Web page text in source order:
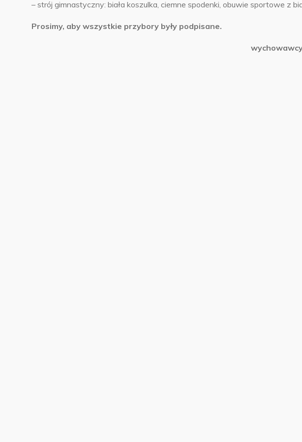
– strój gimnastyczny: biała koszulka, ciemne spodenki, obuwie sportowe z
Prosimy, aby wszystkie przybory były podpisane.